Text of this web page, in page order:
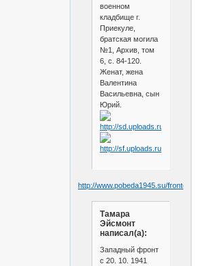
военном
кладбище г.
Приекуле,
братская могила
№1, Архив, том
6, с. 84-120.
Женат, жена
Валентина
Васильевна, сын
Юрий.
http://www.pobeda1945.su/frontovik/
Тамара
Эйсмонт
написал(а):
Западный фронт
с 20. 10. 1941